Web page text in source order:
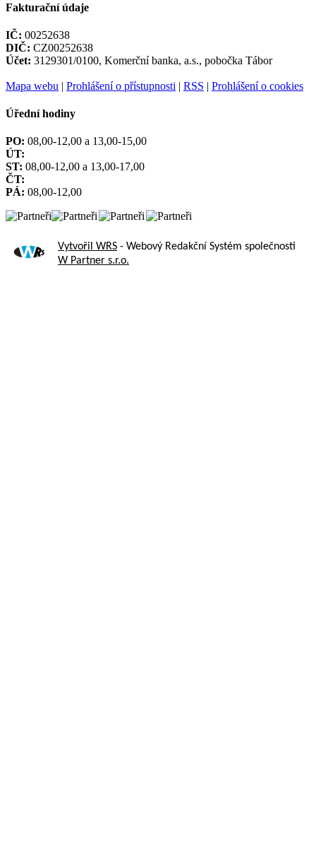
Fakturační údaje
IČ: 00252638
DIČ: CZ00252638
Účet: 3129301/0100, Komerční banka, a.s., pobočka Tábor
Mapa webu | Prohlášení o přístupnosti | RSS | Prohlášení o cookies
Úřední hodiny
PO: 08,00-12,00 a 13,00-15,00
ÚT:
ST: 08,00-12,00 a 13,00-17,00
ČT:
PÁ: 08,00-12,00
Vytvořil WRS - Webový Redakční Systém společnosti
W Partner s.r.o.